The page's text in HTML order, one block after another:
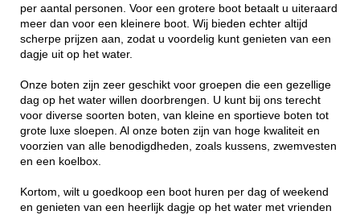
per aantal personen. Voor een grotere boot betaalt u uiteraard
meer dan voor een kleinere boot. Wij bieden echter altijd
scherpe prijzen aan, zodat u voordelig kunt genieten van een
dagje uit op het water.
Onze boten zijn zeer geschikt voor groepen die een gezellige
dag op het water willen doorbrengen. U kunt bij ons terecht
voor diverse soorten boten, van kleine en sportieve boten tot
grote luxe sloepen. Al onze boten zijn van hoge kwaliteit en
voorzien van alle benodigdheden, zoals kussens, zwemvesten
en een koelbox.
Kortom, wilt u goedkoop een boot huren per dag of weekend
en genieten van een heerlijk dagje op het water met vrienden